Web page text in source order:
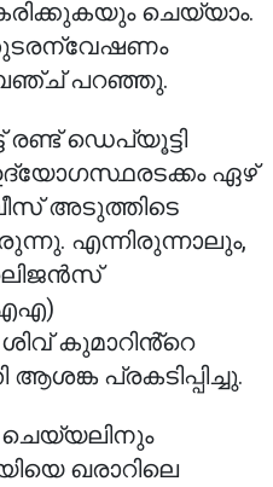
ചെയ്യാം.
പറഞ്ഞു.
രണ്ട് ഡെപ്യൂട്ടി
ഏഴ്
അടുത്തിടെ
എന്നിരുന്നാലും,
കുമാറിൻ്റെ
ആശങ്ക പ്രകടിപ്പിച്ചു.
ചെയ്യലിനും
ഖരാറിലെ